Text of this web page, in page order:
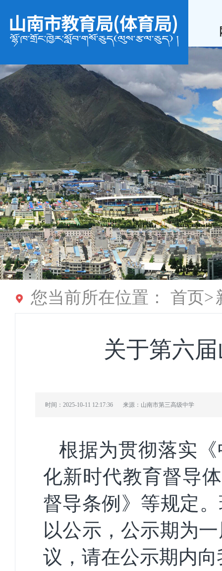
您当前所在位置： 首页>
关于第六
时间：2025-10-11 12:17:36 来源：山南市第三高级中学
根据为贯彻落实
化新时代教育督导
督导条例》 等规定
以公示，公示期为
议，请在公示期内